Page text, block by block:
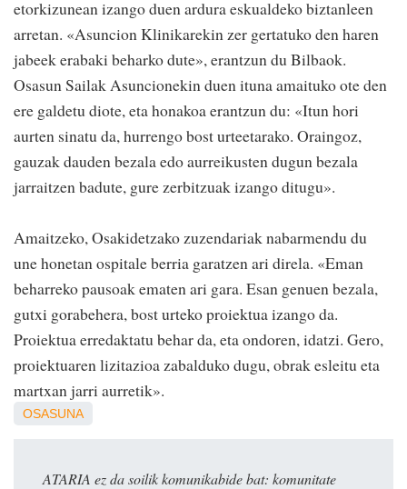
etorkizunean izango duen ardura eskualdeko biztanleen
arretan. «Asuncion Klinikarekin zer gertatuko den haren
jabeek erabaki beharko dute», erantzun du Bilbaok.
Osasun Sailak Asuncionekin duen ituna amaituko ote den
ere galdetu diote, eta honakoa erantzun du: «Itun hori
aurten sinatu da, hurrengo bost urteetarako. Oraingoz,
gauzak dauden bezala edo aurreikusten dugun bezala
jarraitzen badute, gure zerbitzuak izango ditugu».
Amaitzeko, Osakidetzako zuzendariak nabarmendu du
une honetan ospitale berria garatzen ari direla. «Eman
beharreko pausoak ematen ari gara. Esan genuen bezala,
gutxi gorabehera, bost urteko proiektua izango da.
Proiektua erredaktatu behar da, eta ondoren, idatzi. Gero,
proiektuaren lizitazioa zabalduko dugu, obrak esleitu eta
martxan jarri aurretik».
OSASUNA
ATARIA ez da soilik komunikabide bat: komunitate